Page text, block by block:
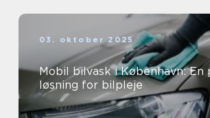
03. oktober 2025
Mobil bilvask i København: En
løsning for bilpleje